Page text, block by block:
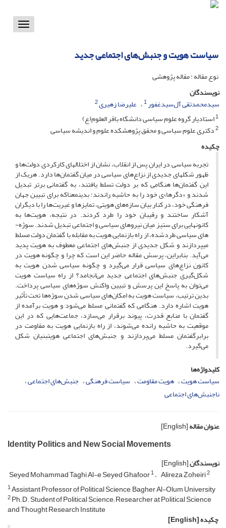
Toggle
سیاست هویت و جنبش‌های اجتماعی جدید
نوع مقاله : مقاله پژوهشی
نویسندگان
سیدمحمدتقی آل‌سیدغفور1 علیرضا زهیری2
1استادیار گروه علوم سیاسی دانشگاه باقر العلوم(ع)
2دکتری علوم سیاسی و محقق پژوهشکده علوم و اندیشه سیاسی
چکیده
تجربه سیاسی در ایرانِ پس از انقلاب، نشان از اختلال‏های کارکردی دولت‌ها و
ظهور شکل‏های جدیدی از نزاع‌های سیاسی در میان گفتمان‌ها دارد. هریک از
این گفتمان‌ها هنگامی که بر دولت تسلط یافتند، به گفتمانی برتر تبدیل
شدند و «دگرها»ی خود را به حاشیه راندند؛ بدین‏معناکه برای تبیین جهان
فرهنگی خود، در کنار بیان سازه‌های هویتی، تمایزها و غیریت‌ها را با دیگران
آشکار ساختند و رقیبان خود را طرد کردند. در نتیجه، هویت‌ها به
کانون‏هایی برای ستیز میان نیروهای سیاسی و اجتماعی تبدیل شدند. سوژه-
های سیاسی طردشده، از راه بازنمایی هویت به مقابله با گفتمان دولت مسلط
می‏پردازند و شکل جدیدی از جنبش‌های اجتماعیِ معطوف به هویت پدید
می‌آید. بنابراین، پرسش مقاله حاضر این است که چرا و چگونه هویت در
کانون نزاع‌های سیاسی قرار می‌گیرد و چگونه سیاسی‌ شدن هویت به
شکل‌گیری جنبش‌های اجتماعی جدید می‌انجامد؟ از راه سیاست هویت
می‌توان به پاسخ این پرسش و تبیین واکنش سوژه‌های سیاسی پرداخت.
بدین ترتیب، سیاست هویت به امکان‌های سیاسی شدن سوژه‌ها تحت تأثیر
هویت اشاره دارد. هنگامی که گفتمانی مسلط می‌شود و هویت برآمده از
گفتمان با منابع قدرت، پیوند برقرار می‌سازد، جماعت‌هایی که در این
موقعیت به حاشیه رانده می‌شوند، از راه بازنمایی هویت به مقاومت در
برابرگفتمان مسلط می‌پردازند و جنبش‌های اجتماعی هویت‏بنیان شکل
می‌گیرد.
کلیدواژه‌ها
سیاست هویت هویت مقاومت سیاست فرهنگی جنبش‌های اجتماعی
ناجنبش‌های اجتماعی
عنوان مقاله[English]
Identity Politics and New Social Movements
نویسندگان[English]
Seyed Mohammad Taghi Al-e Seyed Ghafoor1 Alireza Zoheiri2
1Assistant Professor of Political Science, Bagher Al-Olum University
2Ph.D. Student of Political Science; Researcher at Political Science
and Thought Research Institute
چکیده[English]